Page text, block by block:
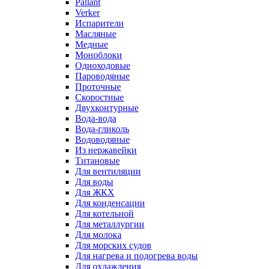
Pallant
Verker
Испарители
Масляные
Медные
Моноблоки
Одноходовые
Пароводяные
Проточные
Скоростные
Двухконтурные
Вода-вода
Вода-гликоль
Водоводяные
Из нержавейки
Титановые
Для вентиляции
Для воды
Для ЖКХ
Для конденсации
Для котельной
Для металлургии
Для молока
Для морских судов
Для нагрева и подогрева воды
Для охлаждения